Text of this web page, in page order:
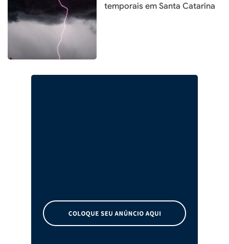
temporais em Santa Catarina